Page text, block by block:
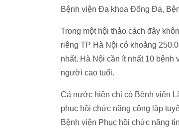
Bệnh viện Đa khoa Đống Đa,
Trong một hội thảo cách đây
riêng TP Hà Nội có khoảng
nhất. Hà Nội cần ít nhất 10 bệnh
người cao tuổi.
Cả nước hiện chỉ có Bệnh viện
phục hồi chức năng công lập
Bệnh viện Phục hồi chức năng